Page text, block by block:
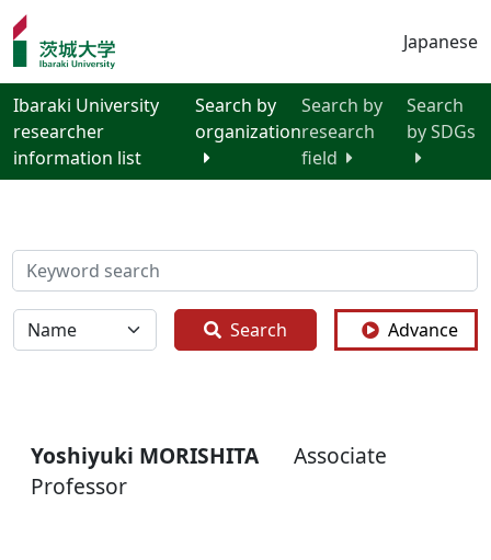
Japanese
Ibaraki University
researcher
information list
Search by
organization
Search by
research
field
Search
by SDGs
検索
全体 Search Advance
Yoshiyuki MORISHITA
Associate
Professor